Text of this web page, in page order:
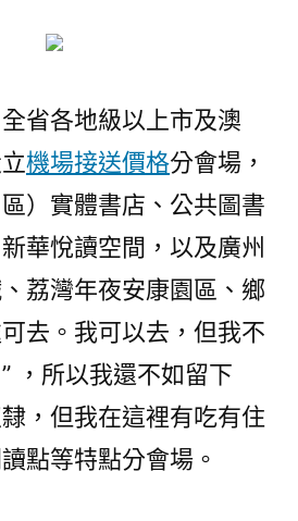
省各地級以上市及澳
機場接送價格分會場，
）實體書店、公共圖書
華悅讀空間，以及廣州
荔灣年夜安康園區、鄉
去。我可以去，但我不
，所以我還不如留下
，但我在這裡有吃有住
點等特點分會場。